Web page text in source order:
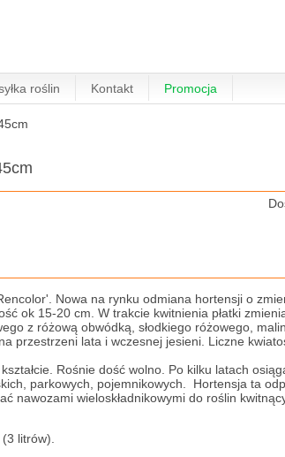
roślin Kontakt Promocja
Nowa na rynku odmiana hortensji o
ok 15-20 cm. W trakcie kwitnienia płatki
z różową obwódką, słodkiego różowego,
przestrzeni lata i wczesnej jesieni. Liczne
Rośnie dość wolno. Po kilku latach
parkowych, pojemnikowych. Hortensja ta
nawozami wieloskładnikowymi do roślin
litrów).